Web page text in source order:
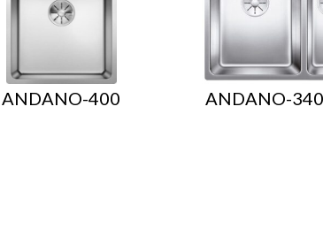
ANDANO-400 ANDANO-